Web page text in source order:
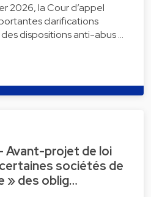
2026, la Cour d’appel
clarifications
dispositions anti-abus …
Avant-projet de loi
sociétés de
» des oblig…